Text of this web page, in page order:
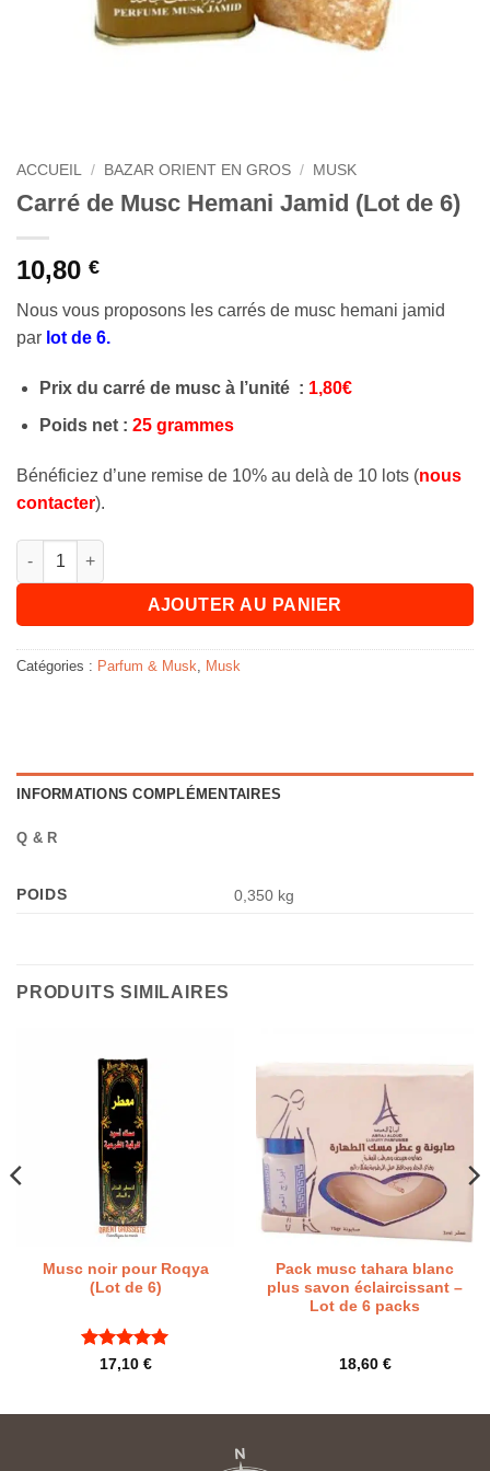
ACCUEIL / BAZAR ORIENT EN GROS / MUSK
Carré de Musc Hemani Jamid (Lot de 6)
10,80 €
Nous vous proposons les carrés de musc hemani jamid
par lot de 6.
Prix du carré de musc à l’unité : 1,80€
Poids net : 25 grammes
Bénéficiez d’une remise de 10% au delà de 10 lots (nous
contacter).
quantité de Carré de Musc Hemani Jamid (Lot de 6)
AJOUTER AU PANIER
Catégories : Parfum & Musk Musk
INFORMATIONS COMPLÉMENTAIRES
Q & R
POIDS 0,350 kg
PRODUITS SIMILAIRES
Musc noir pour Roqya
(Lot de 6)
Note5sur
17,10 €
Pack musc tahara blanc
plus savon éclaircissant –
Lot de 6 packs
18,60 €